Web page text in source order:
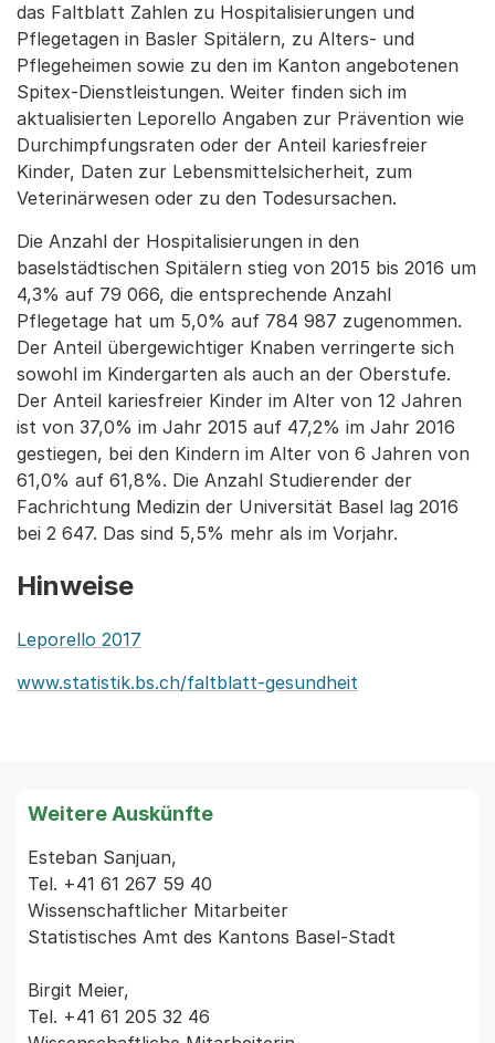
das Faltblatt Zahlen zu Hospitalisierungen und
Pflegetagen in Basler Spitälern, zu Alters- und
Pflegeheimen sowie zu den im Kanton angebotenen
Spitex-Dienstleistungen. Weiter finden sich im
aktualisierten Leporello Angaben zur Prävention wie
Durchimpfungsraten oder der Anteil kariesfreier
Kinder, Daten zur Lebensmittelsicherheit, zum
Veterinärwesen oder zu den Todesursachen.
Die Anzahl der Hospitalisierungen in den
baselstädtischen Spitälern stieg von 2015 bis 2016 um
4,3% auf 79 066, die entsprechende Anzahl
Pflegetage hat um 5,0% auf 784 987 zugenommen.
Der Anteil übergewichtiger Knaben verringerte sich
sowohl im Kindergarten als auch an der Oberstufe.
Der Anteil kariesfreier Kinder im Alter von 12 Jahren
ist von 37,0% im Jahr 2015 auf 47,2% im Jahr 2016
gestiegen, bei den Kindern im Alter von 6 Jahren von
61,0% auf 61,8%. Die Anzahl Studierender der
Fachrichtung Medizin der Universität Basel lag 2016
bei 2 647. Das sind 5,5% mehr als im Vorjahr.
Hinweise
Leporello 2017
www.statistik.bs.ch/faltblatt-gesundheit
Weitere Auskünfte
Esteban Sanjuan,
Tel. +41 61 267 59 40
Wissenschaftlicher Mitarbeiter
Statistisches Amt des Kantons Basel-Stadt
Birgit Meier,
Tel. +41 61 205 32 46